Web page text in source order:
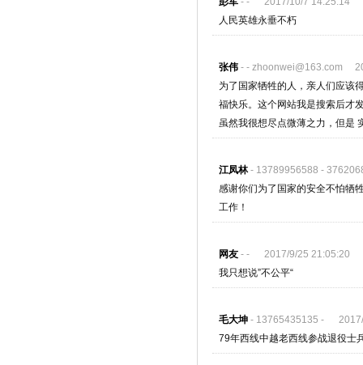
人民英雄永垂不朽
张伟- - zhoonwei@163.com
为了国家牺牲的人，亲人们应该
福快乐。这个网站我是搜索后才
虽然我很想尽点微薄之力，但是
江凤林- 13789956588 -
感谢你们为了国家的安全不怕牺
工作！
网友- - 2017/9/25 21:05:20
我只想说”不公平“
毛大坤- 13765435135 - 2017/
79年西线中越老西线参战退役士